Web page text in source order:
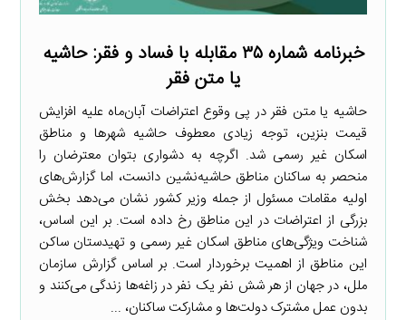
خبرنامه شماره ۳۵ مقابله با فساد و فقر: حاشیه
یا متن فقر
حاشیه یا متن فقر در پی وقوع اعتراضات آبان‌ماه علیه افزایش
قیمت بنزین، توجه زیادی معطوف حاشیه شهرها و مناطق
اسکان غیر رسمی شد. اگرچه به دشواری بتوان معترضان را
منحصر به ساکنان مناطق حاشیه‌نشین دانست، اما گزارش‌های
اولیه مقامات مسئول از جمله وزیر کشور نشان می‌دهد بخش
بزرگی از اعتراضات در این مناطق رخ داده است. بر این اساس،
شناخت ویژگی‌های مناطق اسکان غیر رسمی و تهیدستان ساکن
این مناطق از اهمیت برخوردار است. بر اساس گزارش سازمان
ملل، در جهان از هر شش نفر یک نفر در زاغه‌ها زندگی می‌کنند و
بدون عمل مشترک دولت‌ها و مشارکت ساکنان، ...